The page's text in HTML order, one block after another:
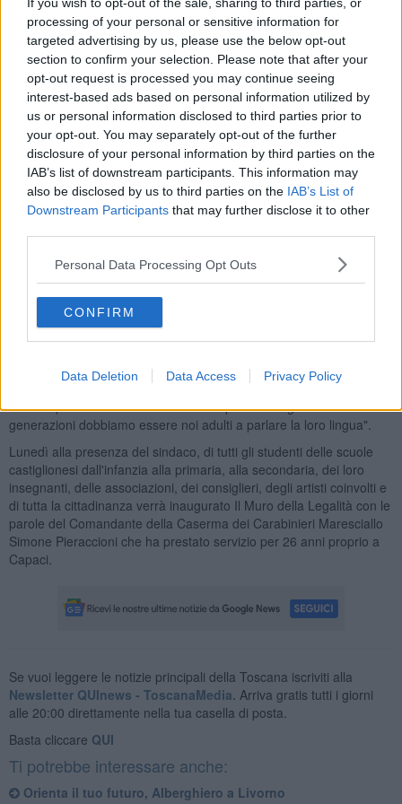
processing of your personal or sensitive information for
targeted advertising by us, please use the below opt-out
section to confirm your selection. Please note that after your
opt-out request is processed you may continue seeing
interest-based ads based on personal information utilized by
us or personal information disclosed to third parties prior to
your opt-out. You may separately opt-out of the further
disclosure of your personal information by third parties on the
IAB’s list of downstream participants. This information may
also be disclosed by us to third parties on the IAB’s List of
Downstream Participants that may further disclose it to other
Personal Data Processing Opt Outs
CONFIRM
Data Deletion Data Access Privacy Policy
non dovranno dimenticare nella loro crescita personale e sociale.
Gli artisti che firmeranno l'opera sonoPaolo Gojo e Zara Kiafar
street artists romani autori di molti progetti nella capitale, ma non
solo.
Saranno i ragazzi della scuola secondaria di primo grado
dell'istituto Vasari, plesso Ugo Nofri, che con un percorso di
sensibilizzazione al tema affrontato in classe con i professori
porteranno il loro eroe ucciso in quegli anni e attraverso un
simbolo, una frase, un'immagine lo raffigureranno nel muro di cinta
della loro scuola in un'opera più ampia che rappresenterà la
giustizia all'interno del piccolo borgo abitato di Castiglion Fibocchi.
"Nell'occasione dei 30 anni dalla morte dei Giudici Falcone e
Borsellino non potevamo non lasciare
territoriocoinvolgendo gli studenti della nostra scuola - afferma il
giovani castiglionesi che verranno e che si formeranno proprio in
questo spazio. Abbiamo scelto un sistema comunicativo giovanile e
attuale quale la street art convinti che per coinvolgere le nuove
generazioni dobbiamo essere noi adulti a parlare la loro lingua".
Lunedì alla presenza del sindaco, di tutti gli studenti delle scuole
castiglionesi dall'infanzia alla primaria, alla secondaria, dei loro
insegnanti, delle associazioni, dei consiglieri, degli artisti coinvolti e
di tutta la cittadinanza verrà inaugurato Il Muro della Legalità con le
parole del Comandante della Caserma dei Carabinieri Maresciallo
Simone Pieraccioni che ha prestato servizio per 26 anni proprio a
Capaci.
Se vuoi leggere le notizie principali della Toscana iscriviti alla
Newsletter QUInews - ToscanaMedia. Arriva gratis tutti i giorni
alle 20:00 direttamente nella tua casella di posta.
Basta cliccare QUI
Ti potrebbe interessare anche:
Orienta il tuo futuro, Alberghiero a Livorno